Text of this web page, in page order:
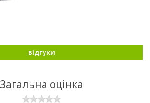
відгуки
Загальна оцінка